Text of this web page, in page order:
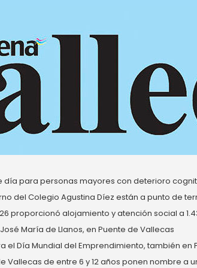
día para personas mayores con deterioro
del Colegio Agustina Díez están a punto de
proporcionó alojamiento y atención social a
María de Llanos, en Puente de Vallecas
el Día Mundial del Emprendimiento, también en
Vallecas de entre 6 y 12 años ponen nombre a